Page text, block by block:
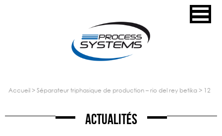
accueil> séparateur triphasique de production – rio del rey betika> 12
Actualités